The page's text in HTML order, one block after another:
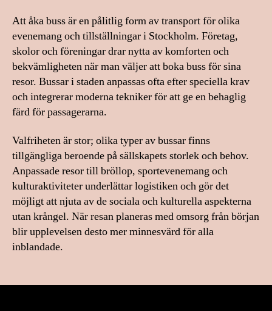
Att åka buss är en pålitlig form av transport för olika
evenemang och tillställningar i Stockholm. Företag,
skolor och föreningar drar nytta av komforten och
bekvämligheten när man väljer att boka buss för sina
resor. Bussar i staden anpassas ofta efter speciella krav
och integrerar moderna tekniker för att ge en behaglig
färd för passagerarna.
Valfriheten är stor; olika typer av bussar finns
tillgängliga beroende på sällskapets storlek och behov.
Anpassade resor till bröllop, sportevenemang och
kulturaktiviteter underlättar logistiken och gör det
möjligt att njuta av de sociala och kulturella aspekterna
utan krångel. När resan planeras med omsorg från början
blir upplevelsen desto mer minnesvärd för alla
inblandade.